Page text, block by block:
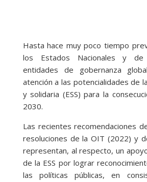
Hasta hace muy poco tiempo
los Estados Nacionales y de
entidades de gobernanza
atención a las potencialidades de
y solidaria (ESS) para la
2030.
Las recientes recomendaciones
resoluciones de la OIT (2022) y
representan, al respecto, un
de la ESS por lograr
las políticas públicas, en